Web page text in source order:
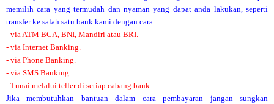
memilih cara yang termudah dan nyaman yang dapat anda lakukan, seperti
transfer ke salah satu bank kami dengan cara :
- via ATM BCA, BNI, Mandiri atau BRI.
- via Internet Banking.
- via Phone Banking.
- via SMS Banking.
- Tunai melalui teller di setiap cabang bank.
Jika membutuhkan bantuan dalam cara pembayaran jangan sungkan